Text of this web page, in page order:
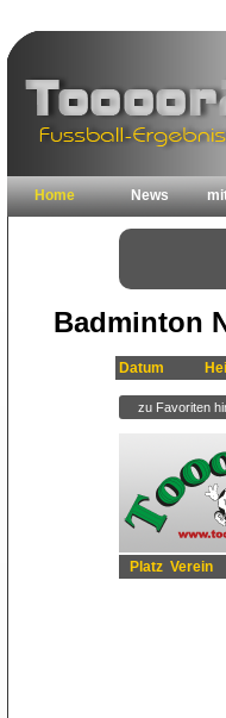
Home News
Badminton
Datum
Platz Verein